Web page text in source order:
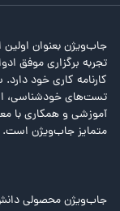
جاب‌ویژن بعنوان
تجربه برگزاری موفق
کارنامه کاری خود
تست‌های خودشناسی،
آموزشی و همکاری با
متمایز جاب‌ویژن است.
جاب‌ویژن محصولی